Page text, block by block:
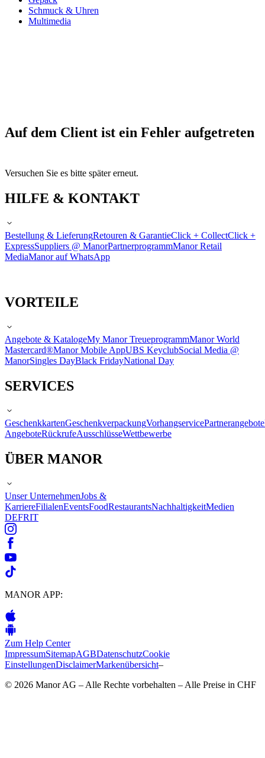
Schmuck & Uhren
Multimedia
Auf dem Client ist ein Fehler aufgetreten
Versuchen Sie es bitte später erneut.
HILFE & KONTAKT
Bestellung & LieferungRetouren & GarantieClick + CollectClick +
ExpressSuppliers @ ManorPartnerprogrammManor Retail
MediaManor auf WhatsApp
VORTEILE
Angebote & KatalogeMy Manor TreueprogrammManor World
Mastercard®Manor Mobile AppUBS KeyclubSocial Media @
ManorSingles DayBlack FridayNational Day
SERVICES
GeschenkkartenGeschenkverpackungVorhangservicePartnerangebote
AngeboteRückrufeAusschlüsseWettbewerbe
ÜBER MANOR
Unser UnternehmenJobs &
KarriereFilialenEventsFoodRestaurantsNachhaltigkeitMedien
DEFRIT
MANOR APP:
Zum Help Center
ImpressumSitemapAGBDatenschutzCookie
EinstellungenDisclaimerMarkenübersicht–
© 2026 Manor AG – Alle Rechte vorbehalten – Alle Preise in CHF